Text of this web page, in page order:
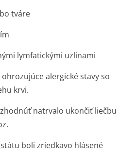
tváre
lymfatickými uzlinami
alergické stavy so
krvi.
natrvalo ukončiť liečbu
boli zriedkavo hlásené